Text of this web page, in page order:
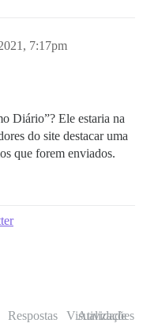
7:17pm
Diário”? Ele estaria na
do site destacar uma
que forem enviados.
Respostas Visualizações
Atividade